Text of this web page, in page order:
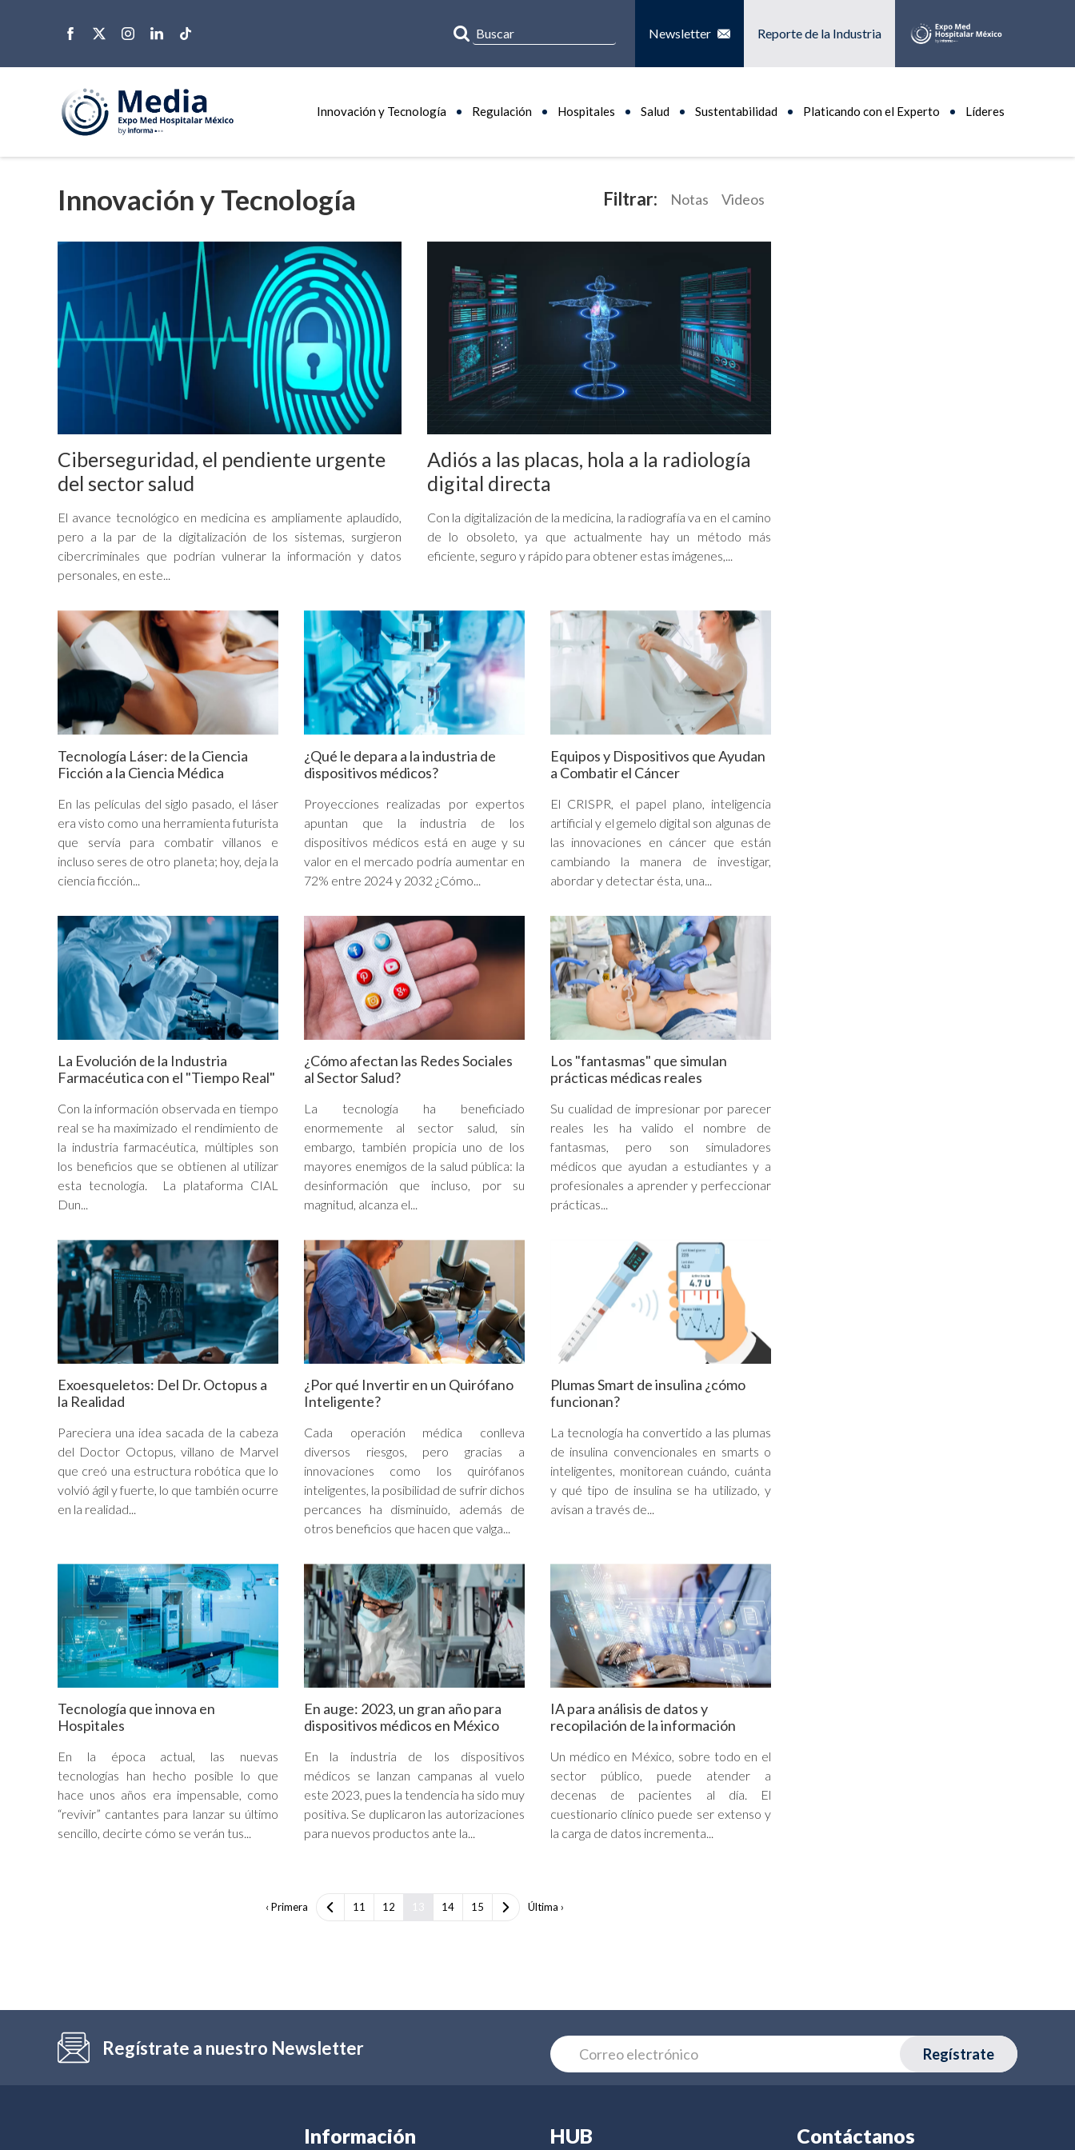
Newsletter Reporte de la Industria
Innovación y Tecnología Regulación Hospitales Salud Sustentabilidad Platicando con el Experto Líderes
Innovación y Tecnología Filtrar: Notas Videos
Ciberseguridad, el pendiente urgente
del sector salud
El avance tecnológico en medicina es ampliamente aplaudido,
pero a la par de la digitalización de los sistemas, surgieron
cibercriminales que podrían vulnerar la información y datos
personales, en este...
Adiós a las placas, hola a la radiología
digital directa
Con la digitalización de la medicina, la radiografía va en el camino
de lo obsoleto, ya que actualmente hay un método más
eficiente, seguro y rápido para obtener estas imágenes,...
Tecnología Láser: de la Ciencia
Ficción a la Ciencia Médica
En las películas del siglo pasado, el láser
era visto como una herramienta futurista
que servía para combatir villanos e
incluso seres de otro planeta; hoy, deja la
ciencia ficción...
¿Qué le depara a la industria de
dispositivos médicos?
Proyecciones realizadas por expertos
apuntan que la industria de los
dispositivos médicos está en auge y su
valor en el mercado podría aumentar en
72% entre 2024 y 2032 ¿Cómo...
Equipos y Dispositivos que Ayudan
a Combatir el Cáncer
El CRISPR, el papel plano, inteligencia
artificial y el gemelo digital son algunas de
las innovaciones en cáncer que están
cambiando la manera de investigar,
abordar y detectar ésta, una...
La Evolución de la Industria
Farmacéutica con el "Tiempo Real"
Con la información observada en tiempo
real se ha maximizado el rendimiento de
la industria farmacéutica, múltiples son
los beneficios que se obtienen al utilizar
esta tecnología. La plataforma CIAL
Dun...
¿Cómo afectan las Redes Sociales
al Sector Salud?
La tecnología ha beneficiado
enormemente al sector salud, sin
embargo, también propicia uno de los
mayores enemigos de la salud pública: la
desinformación que incluso, por su
magnitud, alcanza el...
Los "fantasmas" que simulan
prácticas médicas reales
Su cualidad de impresionar por parecer
reales les ha valido el nombre de
fantasmas, pero son simuladores
médicos que ayudan a estudiantes y a
profesionales a aprender y perfeccionar
prácticas...
Exoesqueletos: Del Dr. Octopus a
la Realidad
Pareciera una idea sacada de la cabeza
del Doctor Octopus, villano de Marvel
que creó una estructura robótica que lo
volvió ágil y fuerte, lo que también ocurre
en la realidad...
¿Por qué Invertir en un Quirófano
Inteligente?
Cada operación médica conlleva
diversos riesgos, pero gracias a
innovaciones como los quirófanos
inteligentes, la posibilidad de sufrir dichos
percances ha disminuido, además de
otros beneficios que hacen que valga...
Plumas Smart de insulina ¿cómo
funcionan?
La tecnología ha convertido a las plumas
de insulina convencionales en smarts o
inteligentes, monitorean cuándo, cuánta
y qué tipo de insulina se ha utilizado, y
avisan a través de...
Tecnología que innova en
Hospitales
En la época actual, las nuevas
tecnologías han hecho posible lo que
hace unos años era impensable, como
“revivir” cantantes para lanzar su último
sencillo, decirte cómo se verán tus...
En auge: 2023, un gran año para
dispositivos médicos en México
En la industria de los dispositivos
médicos se lanzan campanas al vuelo
este 2023, pues la tendencia ha sido muy
positiva. Se duplicaron las autorizaciones
para nuevos productos ante la...
IA para análisis de datos y
recopilación de la información
Un médico en México, sobre todo en el
sector público, puede atender a
decenas de pacientes al día. El
cuestionario clínico puede ser extenso y
la carga de datos incrementa...
‹ Primera 11 12 14 15 Última ›
Regístrate a nuestro Newsletter Regístrate
Información HUB Contáctanos